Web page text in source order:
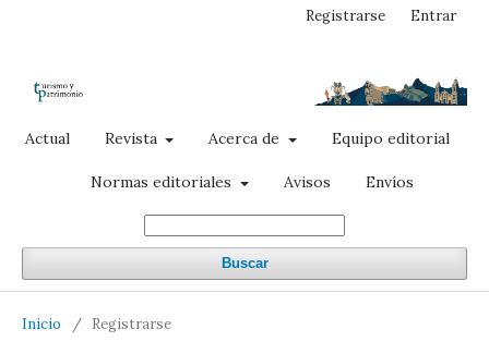
Actual Revista Acerca de Equipo editorial
Normas editoriales Avisos Envíos
Buscar
Registrarse Entrar
Inicio / Registrarse